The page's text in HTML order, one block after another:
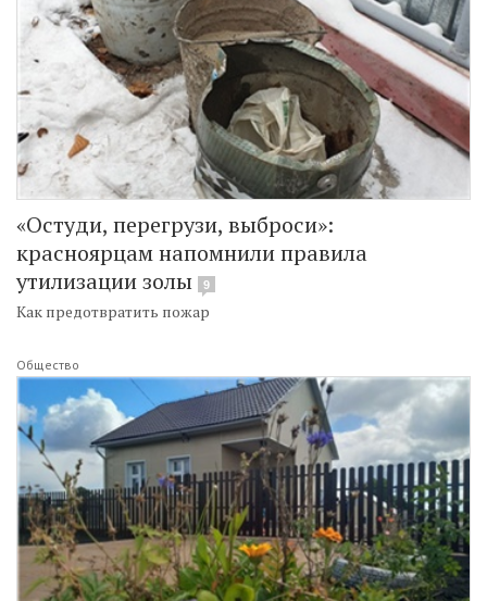
«Остуди, перегрузи, выброси»:
красноярцам напомнили правила
утилизации золы
9
Как предотвратить пожар
Общество